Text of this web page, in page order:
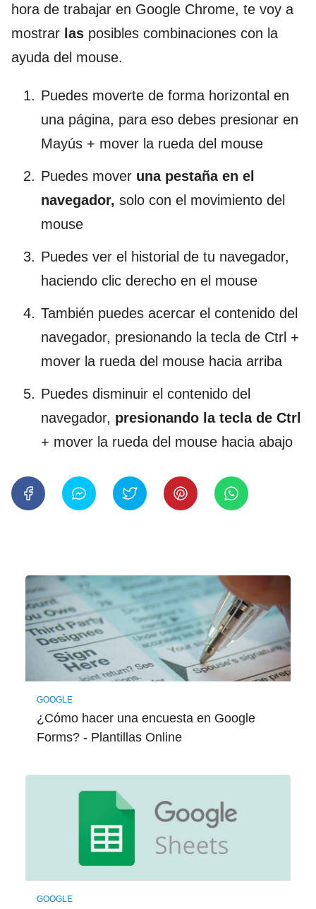
hora de trabajar en Google Chrome, te voy a
mostrar las posibles combinaciones con la
ayuda del mouse.
Puedes moverte de forma horizontal en
una página, para eso debes presionar en
Mayús + mover la rueda del mouse
Puedes mover una pestaña en el
navegador, solo con el movimiento del
mouse
Puedes ver el historial de tu navegador,
haciendo clic derecho en el mouse
También puedes acercar el contenido del
navegador, presionando la tecla de Ctrl +
mover la rueda del mouse hacia arriba
Puedes disminuir el contenido del
navegador, presionando la tecla de Ctrl
+ mover la rueda del mouse hacia abajo
GOOGLE
¿Cómo hacer una encuesta en Google
Forms? - Plantillas Online
GOOGLE